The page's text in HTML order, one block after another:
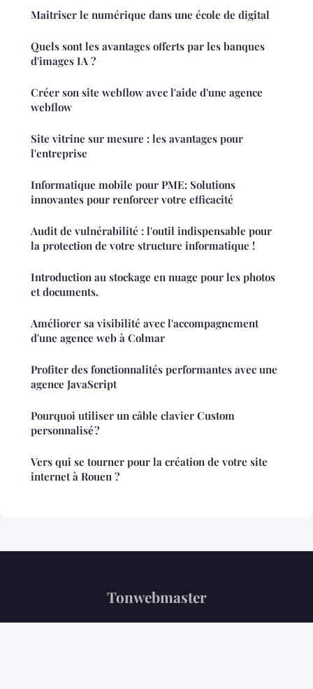
Maitriser le numérique dans une école de digital
Quels sont les avantages offerts par les banques
d'images IA ?
Créer son site webflow avec l'aide d'une agence
webflow
Site vitrine sur mesure : les avantages pour
l'entreprise
Informatique mobile pour PME: Solutions
innovantes pour renforcer votre efficacité
Audit de vulnérabilité : l'outil indispensable pour
la protection de votre structure informatique !
Introduction au stockage en nuage pour les photos
et documents.
Améliorer sa visibilité avec l'accompagnement
d'une agence web à Colmar
Profiter des fonctionnalités performantes avec une
agence JavaScript
Pourquoi utiliser un câble clavier Custom
personnalisé ?
Vers qui se tourner pour la création de votre site
internet à Rouen ?
Tonwebmaster